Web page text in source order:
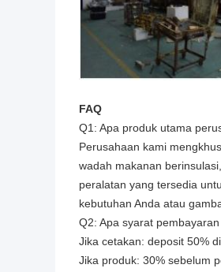
FAQ
Q1: Apa produk utama
Perusahaan kami
wadah makanan
peralatan yang tersedia
kebutuhan Anda atau
Q2: Apa syarat
Jika cetakan: deposit 50%
Jika produk: 30% sebelum